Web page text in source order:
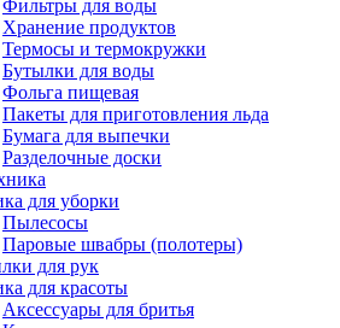
Фильтры для воды
Хранение продуктов
Термосы и термокружки
Бутылки для воды
Фольга пищевая
Пакеты для приготовления льда
Бумага для выпечки
Разделочные доски
для уборки
Пылесосы
Паровые швабры (полотеры)
для рук
для красоты
Аксессуары для бритья